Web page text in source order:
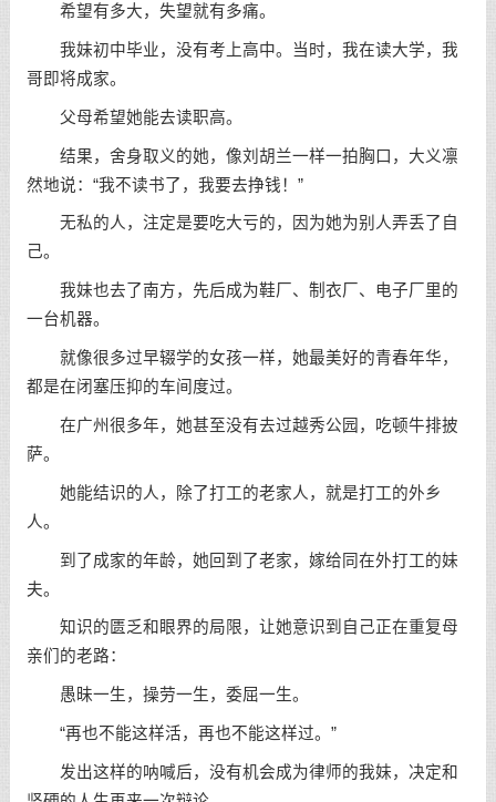
希望有多大，失望就有多痛。
我妹初中毕业，没有考上高中。当时，我在读大学，我
哥即将成家。
父母希望她能去读职高。
结果，舍身取义的她，像刘胡兰一样一拍胸口，大义凛
然地说：“我不读书了，我要去挣钱！”
无私的人，注定是要吃大亏的，因为她为别人弄丢了自
己。
我妹也去了南方，先后成为鞋厂、制衣厂、电子厂里的
一台机器。
就像很多过早辍学的女孩一样，她最美好的青春年华，
都是在闭塞压抑的车间度过。
在广州很多年，她甚至没有去过越秀公园，吃顿牛排披
萨。
她能结识的人，除了打工的老家人，就是打工的外乡
人。
到了成家的年龄，她回到了老家，嫁给同在外打工的妹
夫。
知识的匮乏和眼界的局限，让她意识到自己正在重复母
亲们的老路：
愚昧一生，操劳一生，委屈一生。
“再也不能这样活，再也不能这样过。”
发出这样的呐喊后，没有机会成为律师的我妹，决定和